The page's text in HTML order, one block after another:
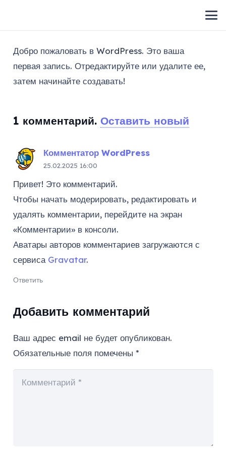
Добро пожаловать в WordPress. Это ваша
первая запись. Отредактируйте или удалите ее,
затем начинайте создавать!
1 комментарий. Оставить новый
Комментатор WordPress
25.02.2025 16:00
Привет! Это комментарий.
Чтобы начать модерировать, редактировать и
удалять комментарии, перейдите на экран
«Комментарии» в консоли.
Аватары авторов комментариев загружаются с
сервиса Gravatar.
Ответить
Добавить комментарий
Ваш адрес email не будет опубликован.
Обязательные поля помечены *